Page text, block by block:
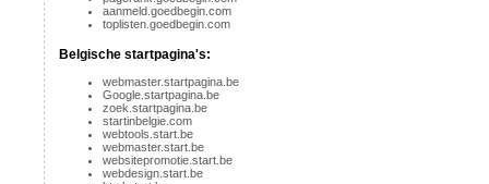
aanmeld.goedbegin.com
toplisten.goedbegin.com
Belgische startpagina's:
webmaster.startpagina.be
Google.startpagina.be
zoek.startpagina.be
startinbelgie.com
webtools.start.be
webmaster.start.be
websitepromotie.start.be
webdesign.start.be